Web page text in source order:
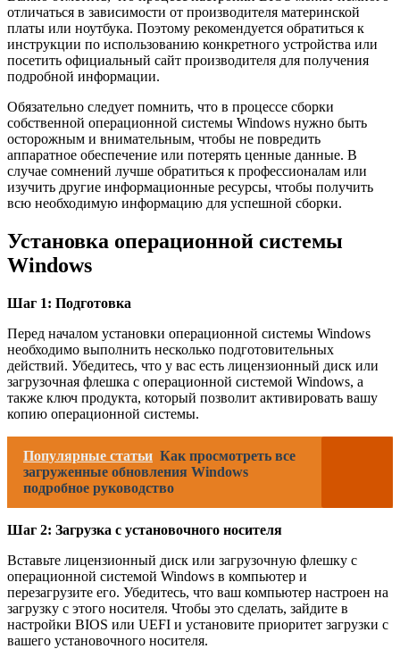
отличаться в зависимости от производителя материнской
платы или ноутбука. Поэтому рекомендуется обратиться к
инструкции по использованию конкретного устройства или
посетить официальный сайт производителя для получения
подробной информации.
Обязательно следует помнить, что в процессе сборки
собственной операционной системы Windows нужно быть
осторожным и внимательным, чтобы не повредить
аппаратное обеспечение или потерять ценные данные. В
случае сомнений лучше обратиться к профессионалам или
изучить другие информационные ресурсы, чтобы получить
всю необходимую информацию для успешной сборки.
Установка операционной системы
Windows
Шаг 1: Подготовка
Перед началом установки операционной системы Windows
необходимо выполнить несколько подготовительных
действий. Убедитесь, что у вас есть лицензионный диск или
загрузочная флешка с операционной системой Windows, а
также ключ продукта, который позволит активировать вашу
копию операционной системы.
Популярные статьи Как просмотреть все
загруженные обновления Windows
подробное руководство
Шаг 2: Загрузка с установочного носителя
Вставьте лицензионный диск или загрузочную флешку с
операционной системой Windows в компьютер и
перезагрузите его. Убедитесь, что ваш компьютер настроен на
загрузку с этого носителя. Чтобы это сделать, зайдите в
настройки BIOS или UEFI и установите приоритет загрузки с
вашего установочного носителя.